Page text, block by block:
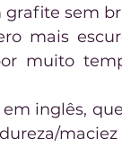
sem
mais
muito
inglês,